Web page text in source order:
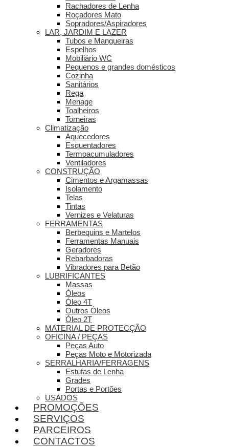
Rachadores de Lenha
Roçadores Mato
Sopradores/Aspiradores
LAR, JARDIM E LAZER
Tubos e Mangueiras
Espelhos
Mobiliário WC
Pequenos e grandes domésticos
Cozinha
Sanitários
Rega
Menage
Toalheiros
Torneiras
Climatização
Aquecedores
Esquentadores
Termoacumuladores
Ventiladores
CONSTRUÇÃO
Cimentos e Argamassas
Isolamento
Telas
Tintas
Vernizes e Velaturas
FERRAMENTAS
Berbequins e Martelos
Ferramentas Manuais
Geradores
Rebarbadoras
Vibradores para Betão
LUBRIFICANTES
Massas
Óleos
Óleo 4T
Outros Óleos
Óleo 2T
MATERIAL DE PROTECÇÃO
OFICINA / PEÇAS
Peças Auto
Peças Moto e Motorizada
SERRALHARIA/FERRAGENS
Estufas de Lenha
Grades
Portas e Portões
USADOS
PROMOÇÕES
SERVIÇOS
PARCEIROS
CONTACTOS